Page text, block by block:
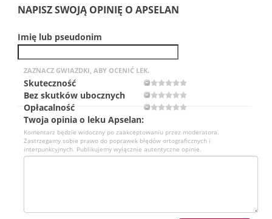
NAPISZ SWOJĄ OPINIĘ O APSELAN
Twoja opinia o leku Apselan:
Komentarz będzie widoczny po zaakceptowaniu przez moderatora.
Zastrzegamy sobie prawo do poprawek błędów ortograficznych i
interpunkcyjnych. Publikujemy wyłącznie autentyczne opinie.
Imię lub pseudonim
ZAZNACZ GWIAZDKI, ABY OCENIĆ LEK.
Skuteczność
Bez skutków ubocznych
Opłacalność